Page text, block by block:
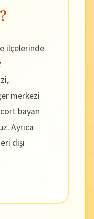
ilçelerinde
merkezi
bayan
Ayrıca
dışı